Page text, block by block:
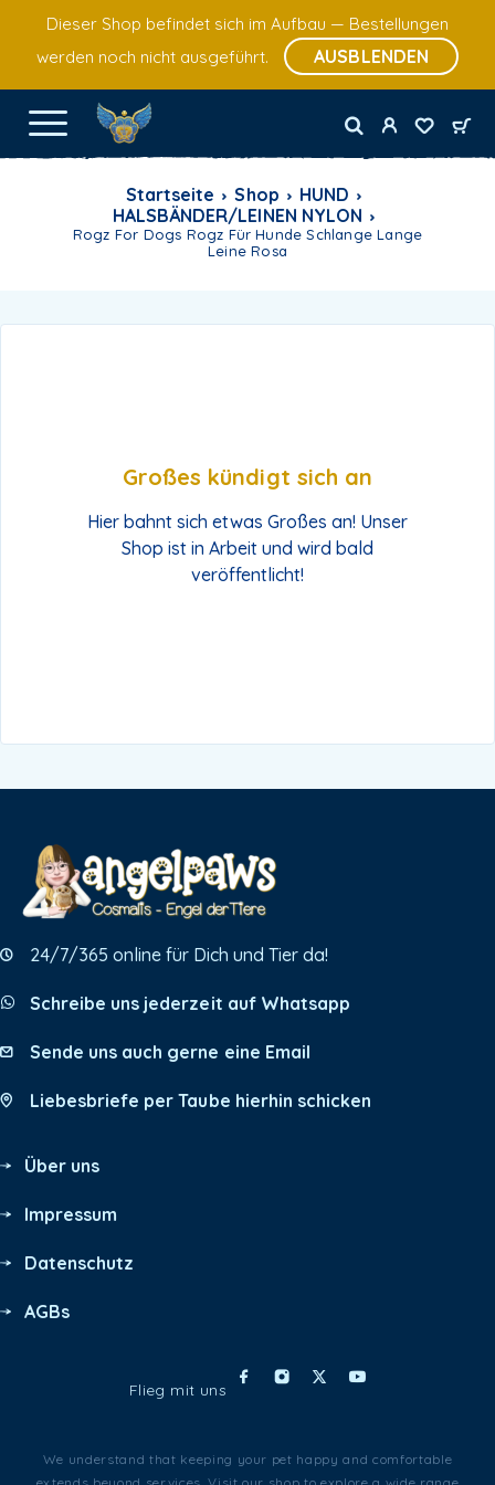
Dieser Shop befindet sich im Aufbau — Bestellungen
werden noch nicht ausgeführt.
AUSBLENDEN
Startseite Shop
HUND
HALSBÄNDER/LEINEN NYLON
Rogz For Dogs Rogz Für Hunde Schlange Lange
Leine Rosa
Großes kündigt sich an
Hier bahnt sich etwas Großes an! Unser
Shop ist in Arbeit und wird bald
veröffentlicht!
24/7/365 online für Dich und Tier da!
Schreibe uns jederzeit auf Whatsapp
Sende uns auch gerne eine Email
Liebesbriefe per Taube hierhin schicken
Über uns
Impressum
Datenschutz
AGBs
Flieg mit uns
We understand that keeping your pet happy and comfortable